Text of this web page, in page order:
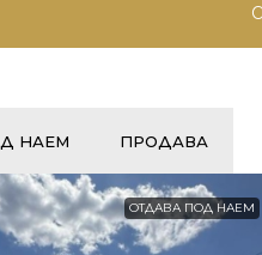
НАЕМ ПРОДАВА
ОТДАВА ПОД НАЕМ